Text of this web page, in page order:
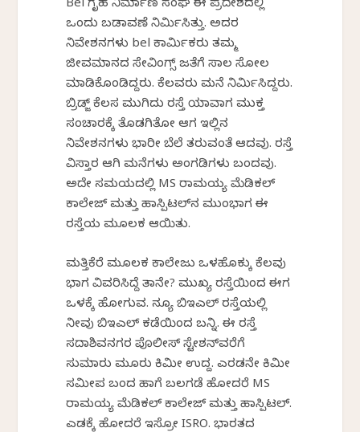
Bel ಗೃಹ ನಿರ್ಮಾಣ ಸಂಘ ಈ ಪ್ರದೇಶದಲ್ಲಿ
ಒಂದು ಬಡಾವಣೆ ನಿರ್ಮಿಸಿತ್ತು. ಅದರ
ನಿವೇಶನಗಳು bel ಕಾರ್ಮಿಕರು ತಮ್ಮ
ಜೀವಮಾನದ ಸೇವಿಂಗ್ಸ್ ಜತೆಗೆ ಸಾಲ ಸೋಲ
ಮಾಡಿಕೊಂಡಿದ್ದರು. ಕೆಲವರು ಮನೆ ನಿರ್ಮಿಸಿದ್ದರು.
ಬ್ರಿಡ್ಜ್ ಕೆಲಸ ಮುಗಿದು ರಸ್ತೆ ಯಾವಾಗ ಮುಕ್ತ
ಸಂಚಾರಕ್ಕೆ ತೊಡಗಿತೋ ಆಗ ಇಲ್ಲಿನ
ನಿವೇಶನಗಳು ಭಾರೀ ಬೆಲೆ ತರುವಂತೆ ಆದವು. ರಸ್ತೆ
ವಿಸ್ತಾರ ಆಗಿ ಮನೆಗಳು ಅಂಗಡಿಗಳು ಬಂದವು.
ಅದೇ ಸಮಯದಲ್ಲಿ MS ರಾಮಯ್ಯ ಮೆಡಿಕಲ್
ಕಾಲೇಜ್ ಮತ್ತು ಹಾಸ್ಪಿಟಲ್‌ನ ಮುಂಭಾಗ ಈ
ರಸ್ತೆಯ ಮೂಲಕ ಆಯಿತು.
ಮತ್ತಿಕೆರೆ ಮೂಲಕ ಕಾಲೇಜು ಒಳಹೊಕ್ಕು ಕೆಲವು
ಭಾಗ ವಿವರಿಸಿದ್ದೆ ತಾನೇ? ಮುಖ್ಯ ರಸ್ತೆಯಿಂದ ಈಗ
ಒಳಕ್ಕೆ ಹೋಗುವ. ನ್ಯೂ ಬಿಇಎಲ್ ರಸ್ತೆಯಲ್ಲಿ
ನೀವು ಬಿಇಎಲ್ ಕಡೆಯಿಂದ ಬನ್ನಿ. ಈ ರಸ್ತೆ
ಸದಾಶಿವನಗರ ಪೊಲೀಸ್ ಸ್ಟೇಶನ್‌ವರೆಗೆ
ಸುಮಾರು ಮೂರು ಕಿಮೀ ಉದ್ದ. ಎರಡನೇ ಕಿಮೀ
ಸಮೀಪ ಬಂದ ಹಾಗೆ ಬಲಗಡೆ ಹೋದರೆ MS
ರಾಮಯ್ಯ ಮೆಡಿಕಲ್ ಕಾಲೇಜ್ ಮತ್ತು ಹಾಸ್ಪಿಟಲ್.
ಎಡಕ್ಕೆ ಹೋದರೆ ಇಸ್ರೋ ISRO. ಭಾರತದ